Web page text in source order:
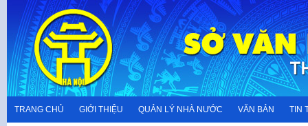
content
TRANG CHỦ GIỚI THIỆU QUẢN LÝ NHÀ NƯỚC VĂN BẢN TIN